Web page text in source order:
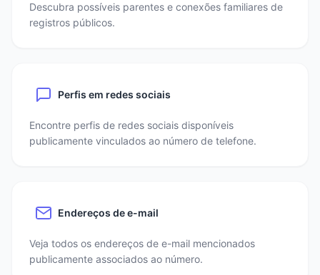
Descubra possíveis parentes e conexões familiares de
registros públicos.
Perfis em redes sociais
Encontre perfis de redes sociais disponíveis
publicamente vinculados ao número de telefone.
Endereços de e-mail
Veja todos os endereços de e-mail mencionados
publicamente associados ao número.